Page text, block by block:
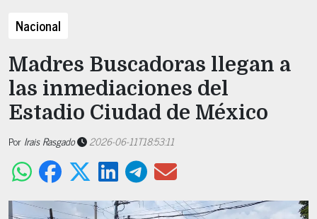
Nacional
Madres Buscadoras llegan a
las inmediaciones del
Estadio Ciudad de México
Por Irais Rasgado 2026-06-11T18:53:11